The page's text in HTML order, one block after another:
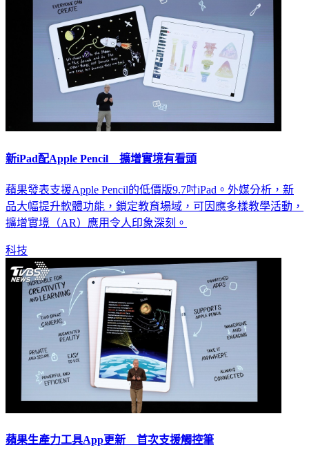
新iPad配Apple Pencil 擴增實境有看頭
蘋果發表支援Apple Pencil的低價版9.7吋iPad。外媒分析，新
品大幅提升軟體功能，鎖定教育場域，可因應多樣教學活動，
擴增實境（AR）應用令人印象深刻。
科技
蘋果生產力工具App更新 首次支援觸控筆